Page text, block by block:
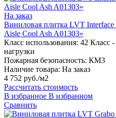
На заказ
Виниловая плитка LVT
Aisle Cool Ash A01303»
Класс использования: 42 Класс
нагрузки
Пожарная безопасность: КМ3
Наличие товара: На заказ
4 752 руб./м2
Рассчитать стоимость
В избранное В избранном
Сравнить